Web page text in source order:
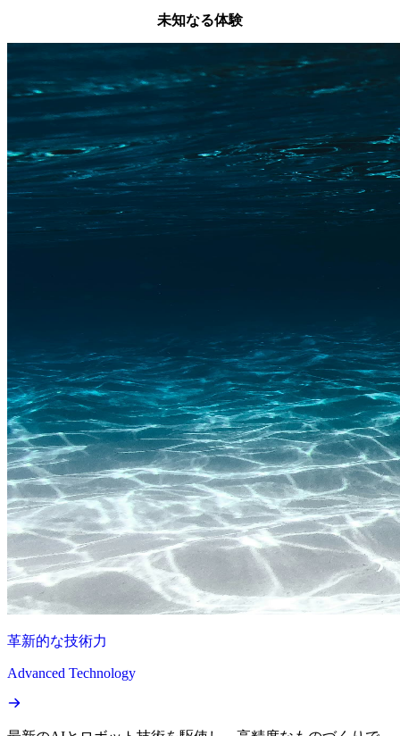
未知なる体験
革新的な技術力
Advanced Technology